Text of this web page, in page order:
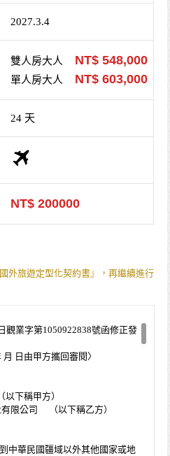
2027.3.4
雙人房大人 NT$ 548,000
單人房大人 NT$ 603,000
24 天
NT$ 200000
外旅遊定型化契約書』，再繼續進行
觀業字第1050922838號函修正發
日由甲方攜回審閱〉
稱甲方）
有限公司 （以下稱乙方）
中華民國疆域以外其他國家或地